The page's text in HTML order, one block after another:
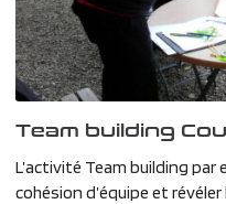
Team building
L’activité Team building par
cohésion d’équipe et